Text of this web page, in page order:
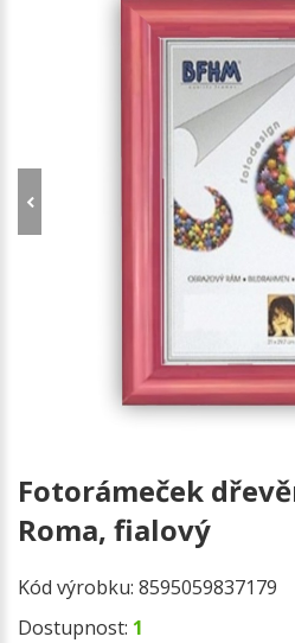
Fotorámeček
Roma, fialový
Kód výrobku: 8595059837179
Dostupnost: 1